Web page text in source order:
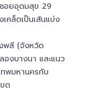
อยอุดมสุข 29
คล็ดเป็นเส้นแบ่ง
พลี (จังหวัด
งบางนา และแนว
ทพมหานครกับ
ต